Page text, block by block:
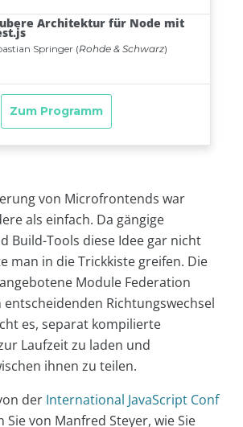
von Microfrontends war
als einfach. Da gängige
Build-Tools diese Idee gar nicht
man in die Trickkiste greifen. Die
Module Federation
Richtungswechsel
es, separat kompilierte
Laufzeit zu laden und
ihnen zu teilen.
der International JavaScript Conf
Sie von Manfred Steyer, wie Sie